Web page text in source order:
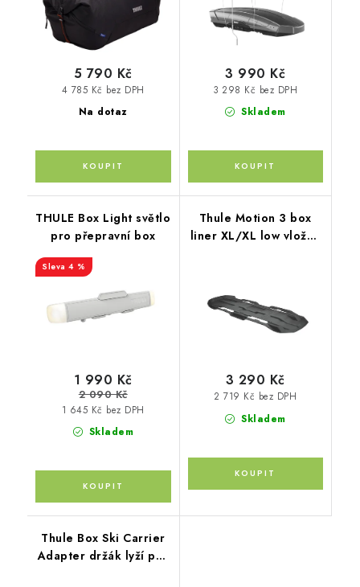
Na dotaz
4 785 Kč bez DPH
5 790 Kč
Skladem
3 298 Kč bez DPH
3 990 Kč
THULE Box Light světlo
pro přepravní box
4 %
Skladem
1 645 Kč bez DPH
1 990 Kč
2 090 Kč
Thule Motion 3 box
liner XL/XL low vložka
Skladem
2 719 Kč bez DPH
3 290 Kč
Thule Box Ski Carrier
Adapter držák lyží pro